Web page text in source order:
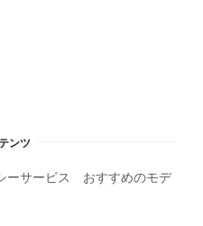
ンツ
ーサービス おすすめのモデ